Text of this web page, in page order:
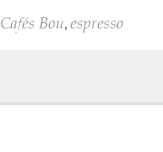
Cafés Bou, espresso